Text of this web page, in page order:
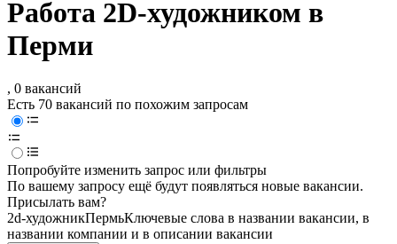
Работа 2D-художником в
Перми
, 0 вакансий
Есть 70 вакансий по похожим запросам
Попробуйте изменить запрос или фильтры
По вашему запросу ещё будут появляться новые вакансии.
Присылать вам?
2d-художникПермьКлючевые слова в названии вакансии, в
названии компании и в описании вакансии